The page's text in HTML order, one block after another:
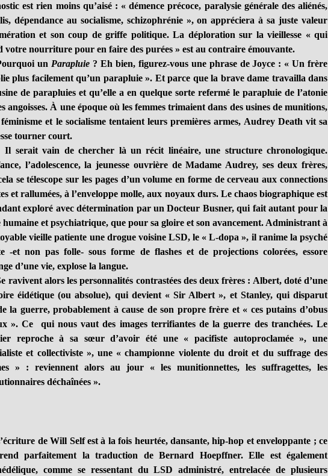
est rien moins qu’aisé : « démence précoce, paralysie générale des aliénés,
dépendance au socialisme, schizophrénie », on appréciera à sa juste valeur
et son coup de griffe politique. La déploration sur la vieillesse « qui
votre nourriture pour en faire des purées » est au contraire émouvante.
un Parapluie ? Eh bien, figurez-vous une phrase de Joyce : « Un frère
plus facilement qu’un parapluie ». Et parce que la brave dame travailla dans
de parapluies et qu’elle a en quelque sorte refermé le parapluie de l’atonie
angoisses. À une époque où les femmes trimaient dans des usines de munitions,
et le socialisme tentaient leurs premières armes, Audrey Death vit sa
tourner court.
vain de chercher là un récit linéaire, une structure chronologique.
l’adolescence, la jeunesse ouvrière de Madame Audrey, ses deux frères,
se télescope sur les pages d’un volume en forme de cerveau aux connections
et rallumées, à l’enveloppe molle, aux noyaux durs. Le chaos biographique est
exploré avec détermination par un Docteur Busner, qui fait autant pour la
humaine et psychiatrique, que pour sa gloire et son avancement. Administrant à
vieille patiente une drogue voisine LSD, le « L-dopa », il ranime la psyché
-et non pas folle- sous forme de flashes et de projections colorées, essore
d’une vie, explose la langue.
alors les personnalités contrastées des deux frères : Albert, doté d’une
éidétique (ou absolue), qui devient « Sir Albert », et Stanley, qui disparut
la guerre, probablement à cause de son propre frère et « ces putains d’obus
». Ce qui nous vaut des images terrifiantes de la guerre des tranchées. Le
reproche à sa sœur d’avoir été une « pacifiste autoproclamée », une
et collectiviste », une « championne violente du droit et du suffrage des
» : reviennent alors au jour « les munitionnettes, les suffragettes, les
déchaînées ».
de Will Self est à la fois heurtée, dansante, hip-hop et enveloppante ; ce
parfaitement la traduction de Bernard Hoepffner. Elle est également
comme se ressentant du LSD administré, entrelacée de plusieurs